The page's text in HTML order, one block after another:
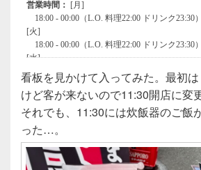
看板を見かけて入ってみた。最初
けど客が来ないので11:30開店に変
それでも、11:30には炊飯器のご飯
った…。